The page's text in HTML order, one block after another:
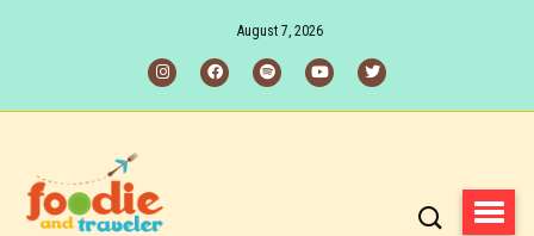
August 7, 2026